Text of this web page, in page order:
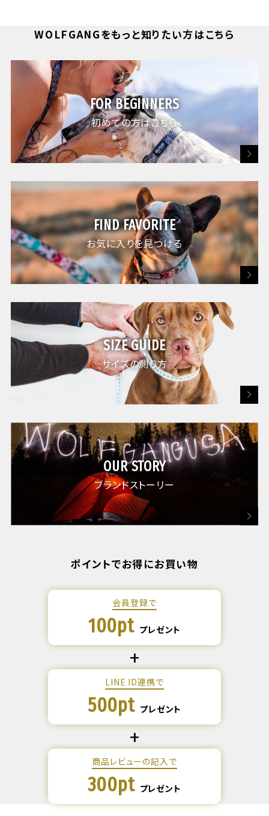
※使用上のご注意
WOLFGANGをもっと知りたい方はこちら
FOR BEGINNERS
初めての方はこちら
FIND FAVORITE
お気に入りを見つける
SIZE GUIDE
サイズの測り方
OUR STORY
ブランドストーリー
ポイントでお得にお買い物
会員登録で
100pt プレゼント
LINE ID連携で
500pt プレゼント
商品レビューの記入で
300pt プレゼント